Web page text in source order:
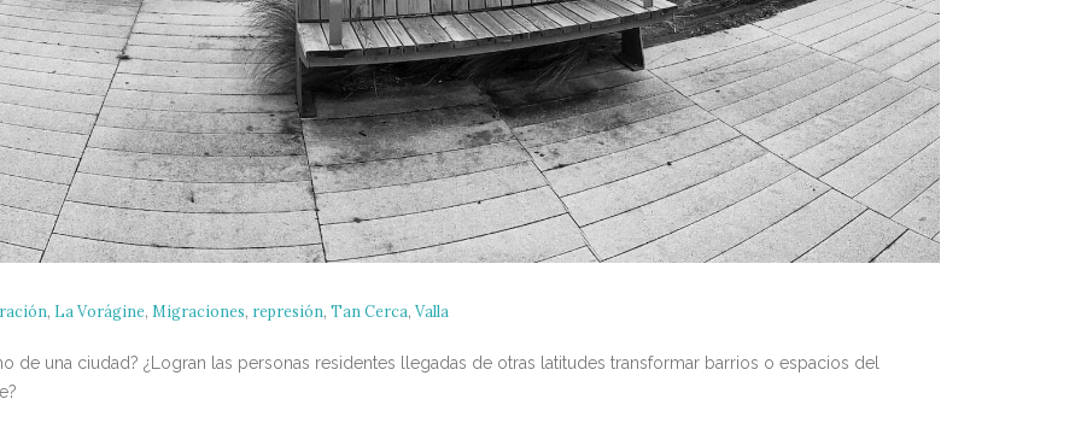
, La Vorágine,Migraciones, represión,Tan Cerca,Valla
de una ciudad? ¿Logran las personas residentes llegadas de otras latitudes transformar barrios o espacios del